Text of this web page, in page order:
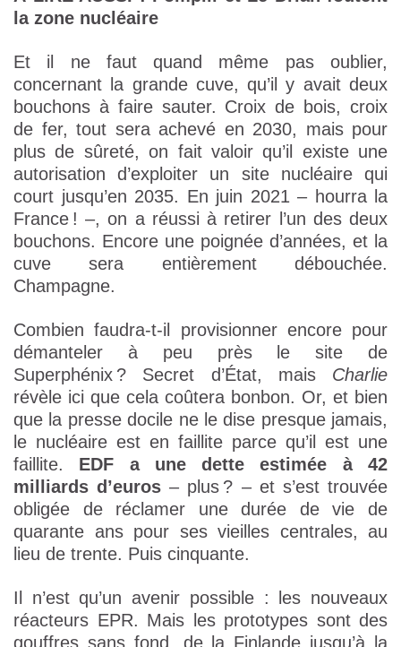
la zone nucléaire
Et il ne faut quand même pas oublier,
concernant la grande cuve, qu’il y avait deux
bouchons à faire sauter. Croix de bois, croix
de fer, tout sera achevé en 2030, mais pour
plus de sûreté, on fait valoir qu’il existe une
autorisation d’exploiter un site nucléaire qui
court jusqu’en 2035. En juin 2021 – hourra la
France ! –, on a réussi à retirer l’un des deux
bouchons. Encore une poignée d’années, et la
cuve sera entièrement débouchée.
Champagne.
Combien faudra-t-il provisionner encore pour
démanteler à peu près le site de
Superphénix ? Secret d’État, mais Charlie
révèle ici que cela coûtera bonbon. Or, et bien
que la presse docile ne le dise presque jamais,
le nucléaire est en faillite parce qu’il est une
faillite. EDF a une dette estimée à 42
milliards d’euros – plus ? – et s’est trouvée
obligée de réclamer une durée de vie de
quarante ans pour ses vieilles centrales, au
lieu de trente. Puis cinquante.
Il n’est qu’un avenir possible : les nouveaux
réacteurs EPR. Mais les prototypes sont des
gouffres sans fond, de la Finlande jusqu’à la